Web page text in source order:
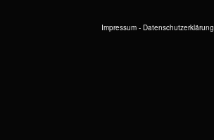
Impressum - Datenschutzerklärung